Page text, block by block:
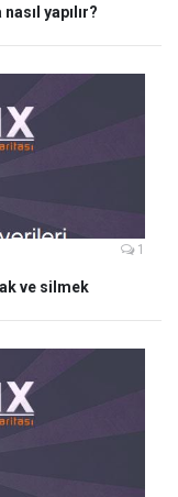
yapılır?
1
ve silmek